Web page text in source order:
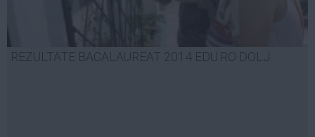
REZULTATE BACALAUREAT 2014 EDU.RO DOLJ